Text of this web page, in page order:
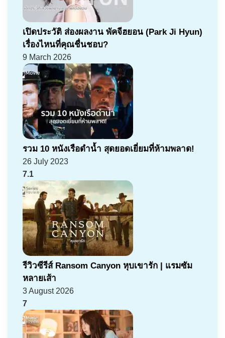
เปิดประวัติ ส่องผลงาน พัคจีฮยอน (Park Ji Hyun)
เรื่องไหนที่คุณชื่นชอบ?
9 March 2026
รวม 10 หนังเรือดำน้ำ สุดยอดเยี่ยมที่ห้ามพลาด!
26 July 2023
7.1
รีวิวซีรีส์ Ransom Canyon หุบเขารัก | แรมซัม
หลายเส้า
3 August 2026
7